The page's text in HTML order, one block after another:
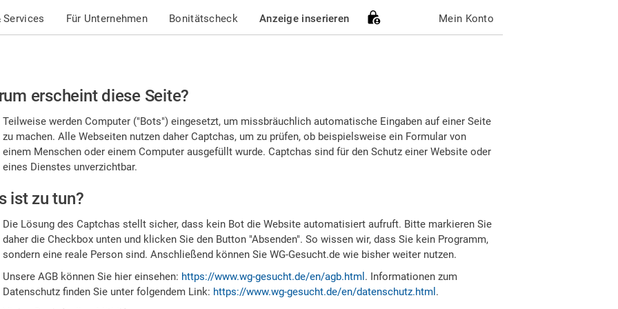
Services Für Unternehmen Bonitätscheck Anzeige inserieren Mein Konto
erscheint diese Seite?
Teilweise werden Computer ("Bots") eingesetzt, um missbräuchlich automatische Eingaben auf einer Seite
zu machen. Alle Webseiten nutzen daher Captchas, um zu prüfen, ob beispielsweise ein Formular von
einem Menschen oder einem Computer ausgefüllt wurde. Captchas sind für den Schutz einer Website oder
eines Dienstes unverzichtbar.
ist zu tun?
Die Lösung des Captchas stellt sicher, dass kein Bot die Website automatisiert aufruft. Bitte markieren Sie
daher die Checkbox unten und klicken Sie den Button "Absenden". So wissen wir, dass Sie kein Programm,
sondern eine reale Person sind. Anschließend können Sie WG-Gesucht.de wie bisher weiter nutzen.
Unsere AGB können Sie hier einsehen: https://www.wg-gesucht.de/en/agb.html . Informationen zum
Datenschutz finden Sie unter folgendem Link: https://www.wg-gesucht.de/en/datenschutz.html .